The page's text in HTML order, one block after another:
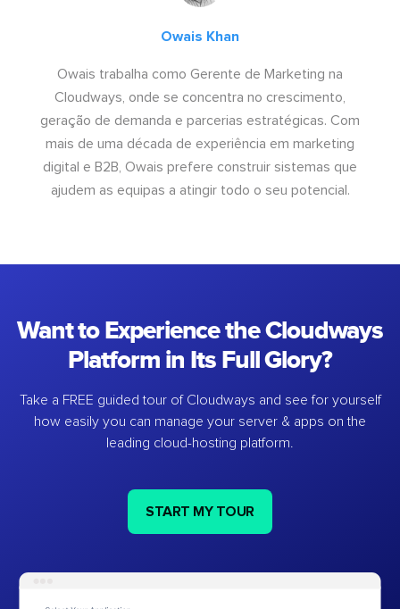
Owais Khan
Owais trabalha como Gerente de Marketing na
Cloudways, onde se concentra no crescimento,
geração de demanda e parcerias estratégicas. Com
mais de uma década de experiência em marketing
digital e B2B, Owais prefere construir sistemas que
ajudem as equipas a atingir todo o seu potencial.
Want to Experience the Cloudways
Platform in Its Full Glory?
Take a FREE guided tour of Cloudways and see for yourself
how easily you can manage your server & apps on the
leading cloud-hosting platform.
START MY TOUR